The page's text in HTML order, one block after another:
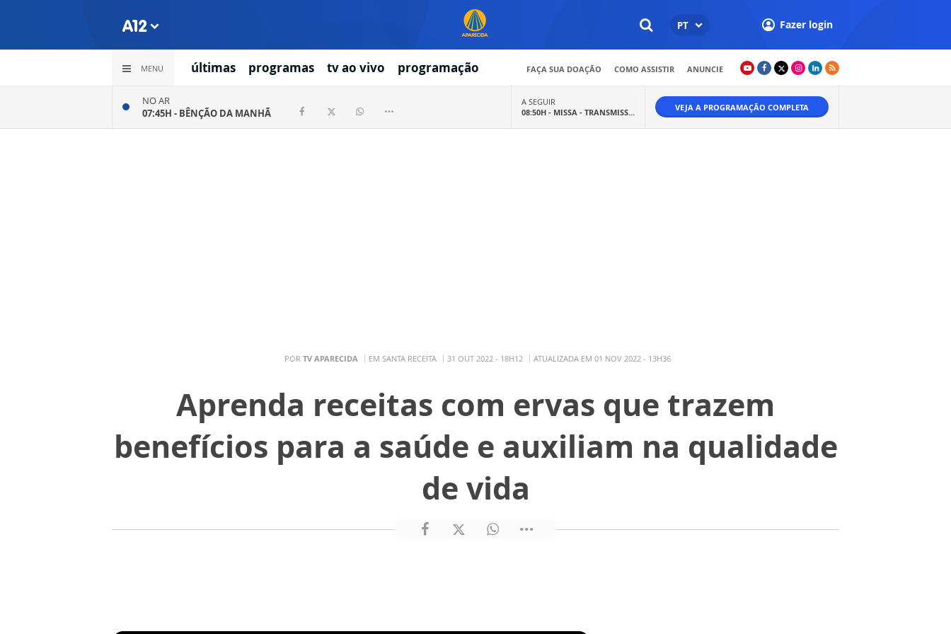
PT Fazer login
MENU últimas programas tv ao vivo programação FAÇA SUA DOAÇÃO COMO ASSISTIR ANUNCIE
NO AR
07:45H - BÊNÇÃO DA MANHÃ
A SEGUIR
08:50H - MISSA - TRANSMISS... VEJA A PROGRAMAÇÃO COMPLETA
POR TV APARECIDA EM SANTA RECEITA 31 OUT 2022 - 18H12 ATUALIZADA EM 01 NOV 2022 - 13H36
Aprenda receitas com ervas que trazem
benefícios para a saúde e auxiliam na qualidade
de vida